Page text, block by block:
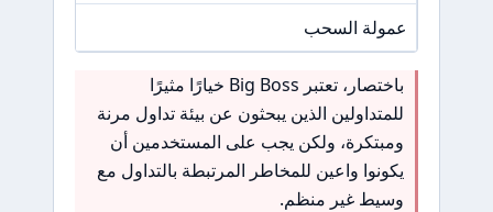
عمولة السحب
باختصار، تعتبر Big Boss خيارًا مثيرًا
للمتداولين الذين يبحثون عن بيئة تداول مرنة
ومبتكرة، ولكن يجب على المستخدمين أن
يكونوا واعين للمخاطر المرتبطة بالتداول مع
وسيط غير منظم.